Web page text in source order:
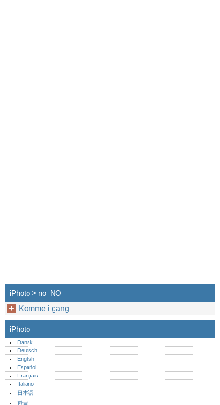
iPhoto > no_NO
Komme i gang
iPhoto
Dansk
Deutsch
English
Español
Français
Italiano
日本語
한글